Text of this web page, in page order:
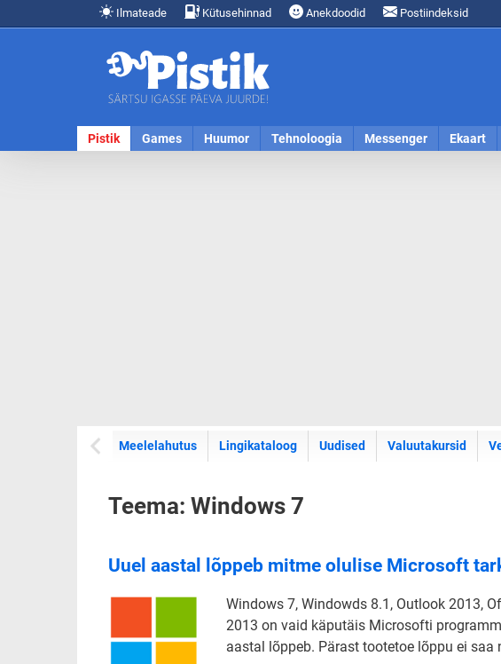
Ilmateade Kütusehinnad Anekdoodid Postiindeksid
Pistik Games Huumor Tehnoloogia Messenger Ekaart
Meelelahutus Lingikataloog Uudised Valuutakursid
Teema: Windows 7
Uuel aastal lõppeb mitme olulise Microsoft
Windows 7, Windowds 8.1, Outlook 2013,
2013 on vaid käputäis Microsofti
aastal lõppeb. Pärast tootetoe lõppu ei